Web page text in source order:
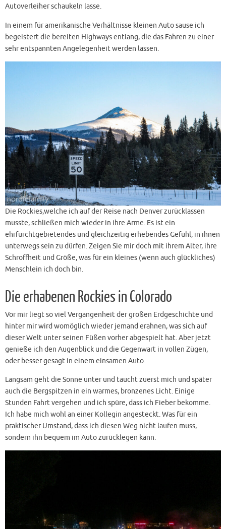
Autoverleiher schaukeln lasse.
In einem für amerikanische Verhältnisse kleinen Auto sause ich
begeistert die bereiten Highways entlang, die das Fahren zu einer
sehr entspannten Angelegenheit werden lassen.
Die Rockies,welche ich auf der Reise nach Denver zurücklassen
musste, schließen mich wieder in ihre Arme. Es ist ein
ehrfurchtgebietendes und gleichzeitig erhebendes Gefühl, in ihnen
unterwegs sein zu dürfen. Zeigen Sie mir doch mit ihrem Alter, ihre
Schroffheit und Größe, was für ein kleines (wenn auch glückliches)
Menschlein ich doch bin.
Die erhabenen Rockies in Colorado
Vor mir liegt so viel Vergangenheit der großen Erdgeschichte und
hinter mir wird womöglich wieder jemand erahnen, was sich auf
dieser Welt unter seinen Füßen vorher abgespielt hat. Aber jetzt
genieße ich den Augenblick und die Gegenwart in vollen Zügen,
oder besser gesagt in einem einsamen Auto.
Langsam geht die Sonne unter und taucht zuerst mich und später
auch die Bergspitzen in ein warmes, bronzenes Licht. Einige
Stunden Fahrt vergehen und ich spüre, dass ich Fieber bekomme.
Ich habe mich wohl an einer Kollegin angesteckt. Was für ein
praktischer Umstand, dass ich diesen Weg nicht laufen muss,
sondern ihn bequem im Auto zurücklegen kann.